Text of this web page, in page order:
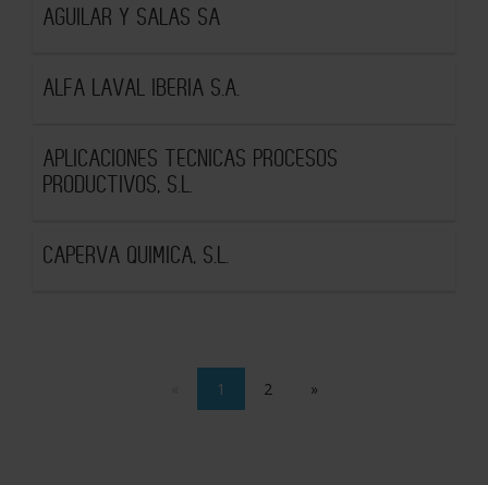
AGUILAR Y SALAS SA
ALFA LAVAL IBERIA S.A.
APLICACIONES TECNICAS PROCESOS
PRODUCTIVOS, S.L.
CAPERVA QUIMICA, S.L.
1 2 »